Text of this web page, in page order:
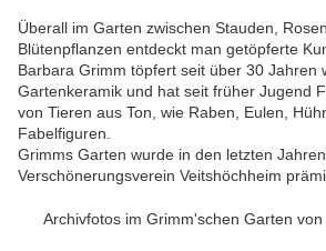
Überall im Garten zwischen Stauden,
Blütenpflanzen entdeckt man getöpferte
Barbara Grimm töpfert seit über 30 Jahren
Gartenkeramik und hat seit früher Jugend
von Tieren aus Ton, wie Raben, Eulen,
Fabelfiguren.
Grimms Garten wurde in den letzten
Verschönerungsverein Veitshöchheim
Archivfotos im Grimm'schen Garten